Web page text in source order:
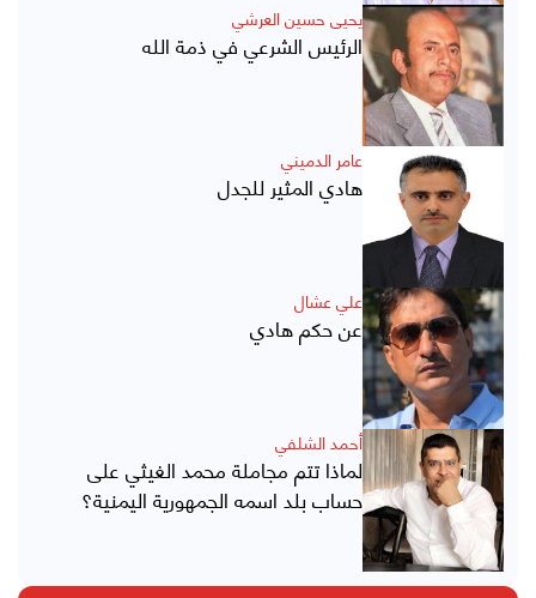
يحيى حسين العرشي
الرئيس الشرعي في ذمة الله
عامر الدميني
هادي المثير للجدل
علي عشال
عن حكم هادي
أحمد الشلفي
لماذا تتم مجاملة محمد الغيثي على
حساب بلد اسمه الجمهورية اليمنية؟